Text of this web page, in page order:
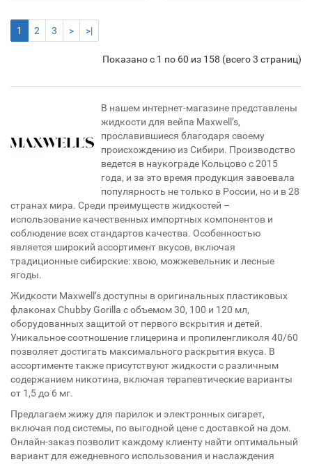
1 2 3 > >|
Показано с 1 по 60 из 158 (всего 3 страниц)
В нашем интернет-магазине представлены
жидкости для вейпа Maxwell’s,
прославившиеся благодаря своему
происхождению из Сибири. Производство
ведется в наукограде Кольцово с 2015
года, и за это время продукция завоевала
популярность не только в России, но и в 28
странах мира. Среди преимуществ жидкостей –
использование качественных импортных компонентов и
соблюдение всех стандартов качества. Особенностью
является широкий ассортимент вкусов, включая
традиционные сибирские: хвою, можжевельник и лесные
ягоды.
Жидкости Maxwell’s доступны в оригинальных пластиковых
флаконах Chubby Gorilla с объемом 30, 100 и 120 мл,
оборудованных защитой от первого вскрытия и детей.
Уникальное соотношение глицерина и пропиленгликоля 40/60
позволяет достигать максимального раскрытия вкуса. В
ассортименте также присутствуют жидкости с различным
содержанием никотина, включая терапевтические варианты
от 1,5 до 6 мг.
Предлагаем жижу для парилок и электронных сигарет,
включая под системы, по выгодной цене с доставкой на дом.
Онлайн-заказ позволит каждому клиенту найти оптимальный
вариант для ежедневного использования и наслаждения